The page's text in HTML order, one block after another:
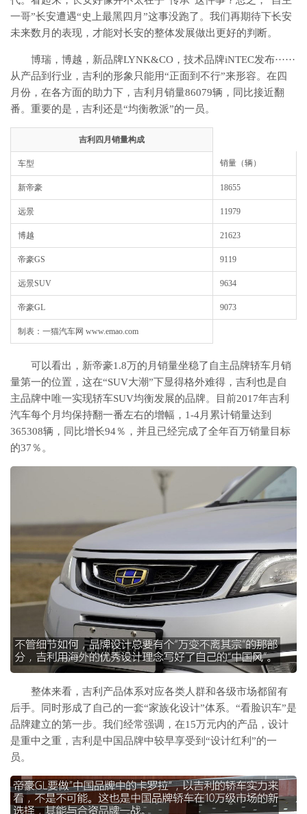
一哥”长安遭遇“史上最黑四月”这事没跑了。我们再期待下长安
未来数月的表现，才能对长安的整体发展做出更好的判断。
博瑞，博越，新品牌LYNK&CO，技术品牌iNTEC发布······
从产品到行业，吉利的形象只能用“正面到不行”来形容。在四
月份，在各方面的助力下，吉利月销量86079辆，同比接近翻
番。重要的是，吉利还是“均衡教派”的一员。
吉利四月销量构成
车型 销量（辆）
新帝豪 18655
远景 11979
博越 21623
帝豪GS 9119
远景SUV 9634
帝豪GL 9073
制表：一猫汽车网 www.emao.com
可以看出，新帝豪1.8万的月销量坐稳了自主品牌轿车月销
量第一的位置，这在“SUV大潮”下显得格外难得，吉利也是自
主品牌中唯一实现轿车SUV均衡发展的品牌。目前2017年吉利
汽车每个月均保持翻一番左右的增幅，1-4月累计销量达到
365308辆，同比增长94％，并且已经完成了全年百万销量目标
的37％。
整体来看，吉利产品体系对应各类人群和各级市场都留有
后手。同时形成了自己的一套“家族化设计”体系。“看脸识车”是
品牌建立的第一步。我们经常强调，在15万元内的产品，设计
是重中之重，吉利是中国品牌中较早享受到“设计红利”的一
员。